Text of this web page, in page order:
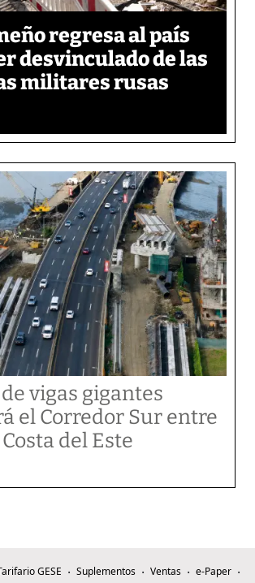
regresa al país
desvinculado de las
militares rusas
vigas gigantes
el Corredor Sur entre
del Este
GESE Suplementos Ventas
e-Paper